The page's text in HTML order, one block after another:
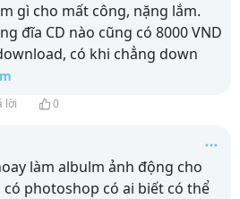
gì cho mất công, nặng lắm.
đĩa CD nào cũng có 8000 VND
có khi chẳng down
lời 0
làm albulm ảnh động cho
photoshop có ai biết có thể